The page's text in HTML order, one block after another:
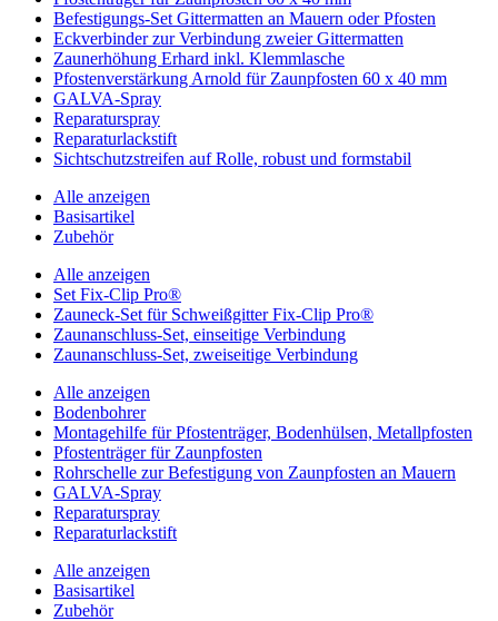
Befestigungs-Set Gittermatten an Mauern oder Pfosten
Eckverbinder zur Verbindung zweier Gittermatten
Zaunerhöhung Erhard inkl. Klemmlasche
Pfostenverstärkung Arnold für Zaunpfosten 60 x 40 mm
GALVA-Spray
Reparaturspray
Reparaturlackstift
Sichtschutzstreifen auf Rolle, robust und formstabil
Alle anzeigen
Basisartikel
Zubehör
Alle anzeigen
Set Fix-Clip Pro®
Zauneck-Set für Schweißgitter Fix-Clip Pro®
Zaunanschluss-Set, einseitige Verbindung
Zaunanschluss-Set, zweiseitige Verbindung
Alle anzeigen
Bodenbohrer
Montagehilfe für Pfostenträger, Bodenhülsen, Metallpfosten
Pfostenträger für Zaunpfosten
Rohrschelle zur Befestigung von Zaunpfosten an Mauern
GALVA-Spray
Reparaturspray
Reparaturlackstift
Alle anzeigen
Basisartikel
Zubehör